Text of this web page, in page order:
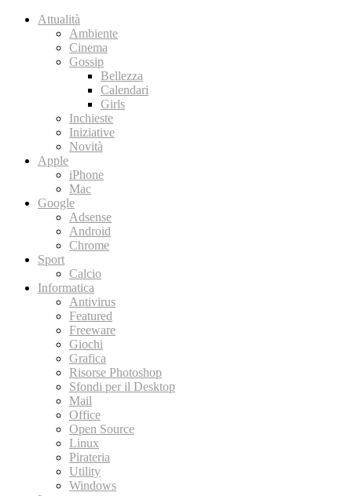
Attualità
Ambiente
Cinema
Gossip
Bellezza
Calendari
Girls
Inchieste
Iniziative
Novità
Apple
iPhone
Mac
Google
Adsense
Android
Chrome
Sport
Calcio
Informatica
Antivirus
Featured
Freeware
Giochi
Grafica
Risorse Photoshop
Sfondi per il Desktop
Mail
Office
Open Source
Linux
Pirateria
Utility
Windows